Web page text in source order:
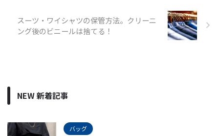
スーツ・ワイシャツの保管方法。クリーニ
ング後のビニールは捨てる！
NEW 新着記事
バッグ